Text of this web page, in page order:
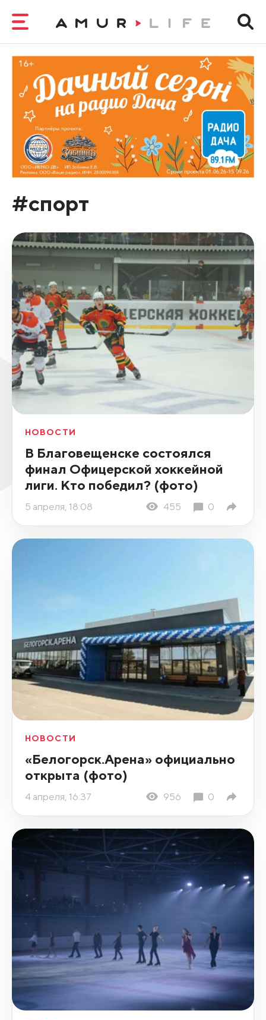
#спорт
НОВОСТИ
В Благовещенске состоялся
финал Офицерской хоккейной
лиги. Кто победил? (фото)
5 апреля, 18:08 455 0
НОВОСТИ
«Белогорск.Арена» официально
открыта (фото)
4 апреля, 16:37 956 0